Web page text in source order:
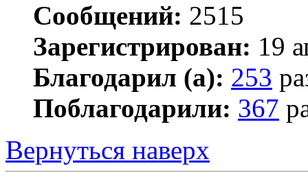
Сообщений: 2515
Зарегистрирован: 19
Благодарил (а): 253
Поблагодарили: 367
Вернуться наверх